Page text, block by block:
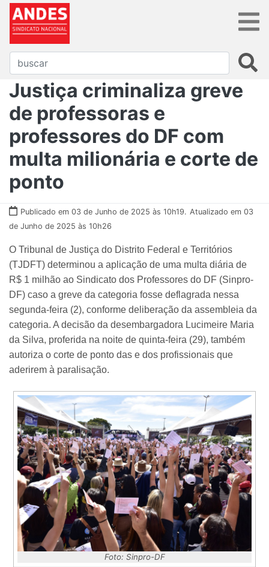
Justiça criminaliza greve
de professoras e
professores do DF com
multa milionária e corte de
ponto
Publicado em 03 de Junho de 2025 às 10h19. Atualizado em 03
de Junho de 2025 às 10h26
O Tribunal de Justiça do Distrito Federal e Territórios
(TJDFT) determinou a aplicação de uma multa diária de
R$ 1 milhão ao Sindicato dos Professores do DF (Sinpro-
DF) caso a greve da categoria fosse deflagrada nessa
segunda-feira (2), conforme deliberação da assembleia da
categoria. A decisão da desembargadora Lucimeire Maria
da Silva, proferida na noite de quinta-feira (29), também
autoriza o corte de ponto das e dos profissionais que
aderirem à paralisação.
Foto: Sinpro-DF